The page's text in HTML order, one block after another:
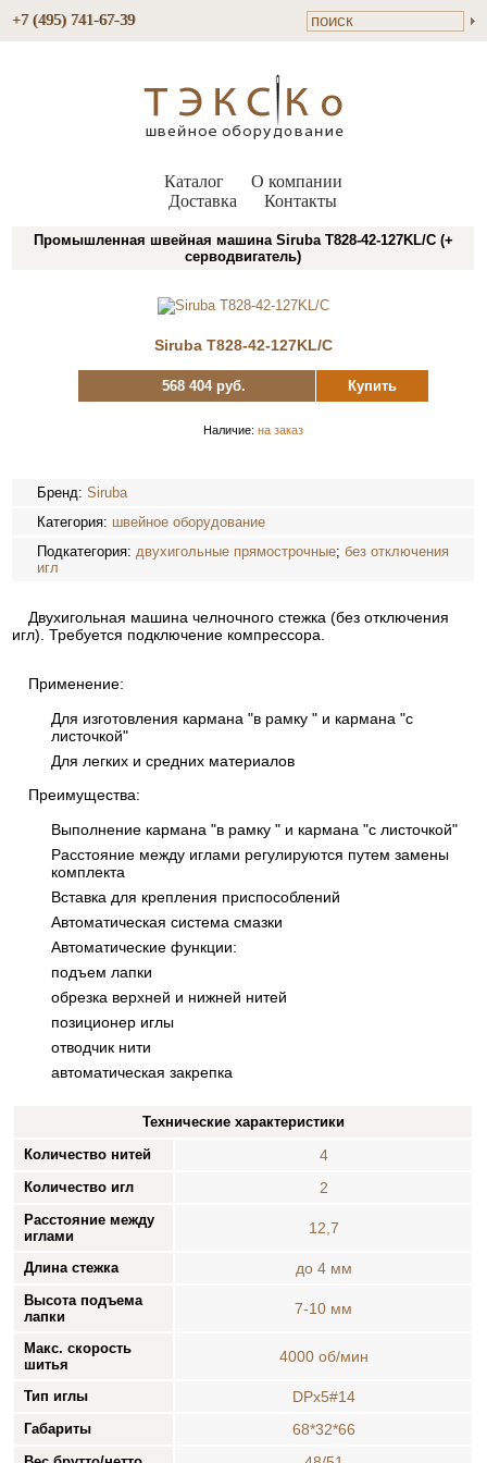
+7 (495) 741-67-39
Каталог
О компании
Доставка
Контакты
Промышленная швейная машина Siruba T828-42-127KL/C (+
серводвигатель)
Siruba T828-42-127KL/C
568 404 руб. Купить
Наличие: на заказ
Бренд:Siruba
Категория: швейное оборудование
Подкатегория:двухигольные прямострочные;без отключения
игл
Двухигольная машина челночного стежка (без отключения
игл). Требуется подключение компрессора.
Применение:
Для изготовления кармана "в рамку " и кармана "с
листочкой"
Для легких и средних материалов
Преимущества:
Выполнение кармана "в рамку " и кармана "с листочкой"
Расстояние между иглами регулируются путем замены
комплекта
Вставка для крепления приспособлений
Автоматическая система смазки
Автоматические функции:
подъем лапки
обрезка верхней и нижней нитей
позиционер иглы
отводчик нити
автоматическая закрепка
Технические характеристики
Количество нитей
4
Количество игл 2
Расстояние между
иглами
12,7
Длина стежка до 4 мм
Высота подъема
лапки
7-10 мм
Макс. скорость
шитья
4000 об/мин
Тип иглы DPx5#14
Габариты 68*32*66